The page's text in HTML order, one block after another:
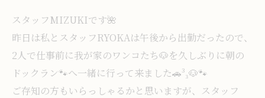
スタッフMIZUKIです🌺
昨日は私とスタッフRYOKAは午後から出勤だったので、
2人で仕事前に我が家のワンコたち🐶を久しぶりに朝の
ドックラン🐾へ一緒に行って来ました🚗³₃🐶🐾
ご存知の方もいらっしゃるかと思いますが、スタッフ